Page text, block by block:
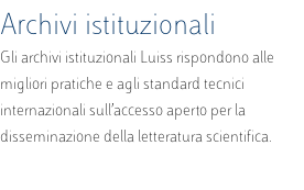
Archivi istituzionali
Gli archivi istituzionali Luiss rispondono alle
migliori pratiche e agli standard tecnici
internazionali sull’accesso aperto per la
disseminazione della letteratura scientifica.